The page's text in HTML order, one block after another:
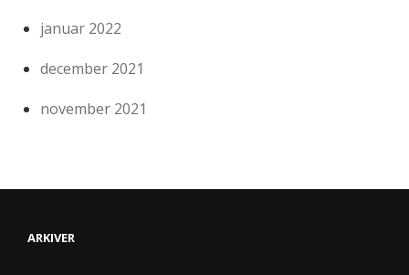
januar 2022
december 2021
november 2021
ARKIVER